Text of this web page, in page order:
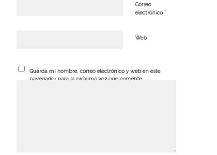
Correo
electrónico *
Web
Guarda mi nombre, correo electrónico y web en este
navegador para la próxima vez que comente.